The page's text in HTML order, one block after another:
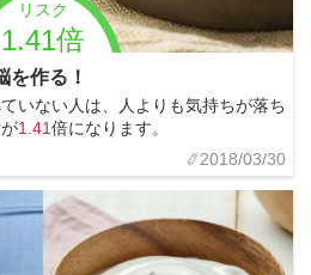
リスク
1.41倍
を作る！
いない人は、人よりも気持ちが落ち
1.41倍になります。
2018/03/30